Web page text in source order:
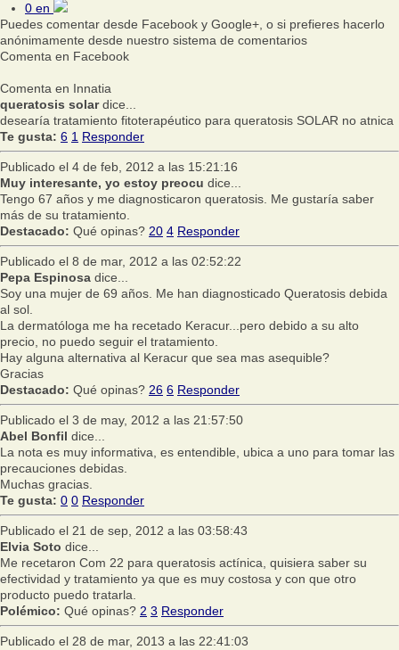
0 en
Puedes comentar desde Facebook y Google+, o si prefieres hacerlo
anónimamente desde nuestro sistema de comentarios
Comenta en Facebook
Comenta en Innatia
queratosis solardice...
desearía tratamiento fitoterapéutico para queratosis SOLAR no atnica
Te gusta: 6 1 Responder
Publicado el 4 de feb, 2012 a las 15:21:16
Muy interesante, yo estoy preocu dice...
Tengo 67 años y me diagnosticaron queratosis. Me gustaría saber
más de su tratamiento.
Destacado: Qué opinas? 20 4 Responder
Publicado el 8 de mar, 2012 a las 02:52:22
Pepa Espinosa dice...
Soy una mujer de 69 años. Me han diagnosticado Queratosis debida
al sol.
La dermatóloga me ha recetado Keracur...pero debido a su alto
precio, no puedo seguir el tratamiento.
Hay alguna alternativa al Keracur que sea mas asequible?
Gracias
Destacado: Qué opinas? 26 6 Responder
Publicado el 3 de may, 2012 a las 21:57:50
Abel Bonfil dice...
La nota es muy informativa, es entendible, ubica a uno para tomar las
precauciones debidas.
Muchas gracias.
Te gusta: 0 0 Responder
Publicado el 21 de sep, 2012 a las 03:58:43
Elvia Soto dice...
Me recetaron Com 22 para queratosis actínica, quisiera saber su
efectividad y tratamiento ya que es muy costosa y con que otro
producto puedo tratarla.
Polémico: Qué opinas? 2 3 Responder
Publicado el 28 de mar, 2013 a las 22:41:03